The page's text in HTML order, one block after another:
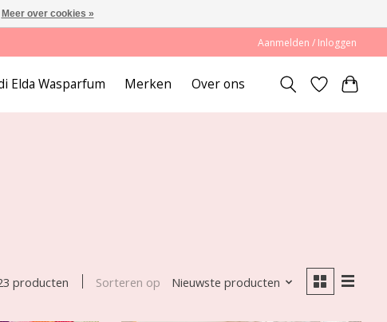
Aanmelden / Inloggen
Elda Wasparfum Merken Over ons
producten Sorteren op Nieuwste producten
Meer over cookies »